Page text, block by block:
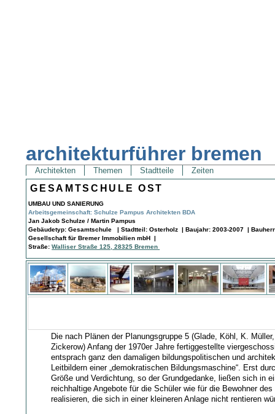
architekturführer bremen
Architekten Themen Stadtteile Zeiten
GESAMTSCHULE OST
UMBAU UND SANIERUNG
Arbeitsgemeinschaft: Schulze Pampus Architekten BDA
Jan Jakob Schulze / Martin Pampus
Gebäudetyp: Gesamtschule | Stadtteil: Osterholz | Baujahr: 2003-2007 |
Gesellschaft für Bremer Immobilien mbH |
Straße:Walliser Straße 125, 28325 Bremen
Die nach Plänen der Planungsgruppe 5 (Glade, Köhl, K.
Zickerow) Anfang der 1970er Jahre fertiggestellte
entsprach ganz den damaligen bildungspolitischen und
Leitbildern einer „demokratischen Bildungsmaschine“. Erst
Größe und Verdichtung, so der Grundgedanke, ließen sich in
reichhaltige Angebote für die Schüler wie für die Bewohner
realisieren, die sich in einer kleineren Anlage nicht rentieren